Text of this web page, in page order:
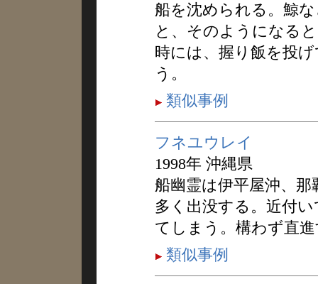
船を沈められる。鯨
と、そのようになる
時には、握り飯を投
う。
類似事例
フネユウレイ
1998年 沖縄県
船幽霊は伊平屋沖、
多く出没する。近付
てしまう。構わず直
類似事例